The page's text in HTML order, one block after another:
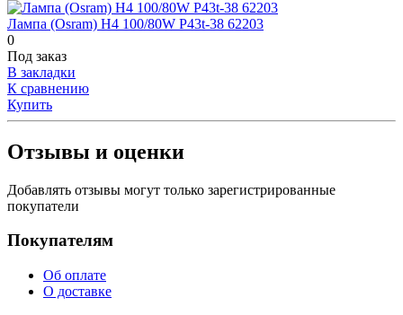
Лампа (Osram) H4 100/80W P43t-38 62203
0
Под заказ
В закладки
К сравнению
Купить
Отзывы и оценки
Добавлять отзывы могут только зарегистрированные
покупатели
Покупателям
Об оплате
О доставке